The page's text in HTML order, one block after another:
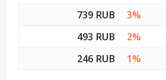
739 RUB
3%
493 RUB
2%
246 RUB
1%